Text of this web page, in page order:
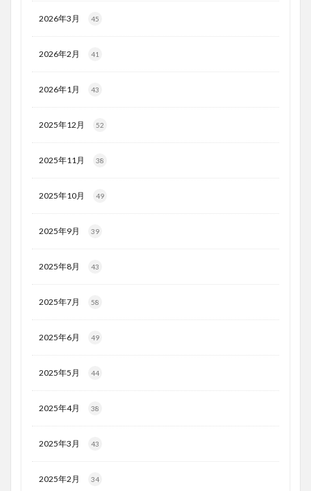
2026年3月 45
2026年2月 41
2026年1月 43
2025年12月 52
2025年11月 38
2025年10月 49
2025年9月 39
2025年8月 43
2025年7月 58
2025年6月 49
2025年5月 44
2025年4月 38
2025年3月 43
2025年2月 34